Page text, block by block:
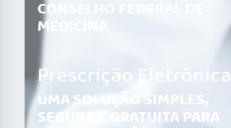
CONSELHO FEDERAL DE
MEDICINA
Prescrição Eletrônica
UMA SOLUÇÃO SIMPLES,
SEGURA E GRATUITA PARA